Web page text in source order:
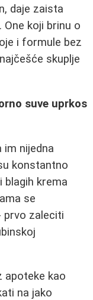
daje zaista
koji brinu o
i formule bez
skuplje
suve uprkos
nijedna
konstantno
blagih krema
se
prvo zaleciti
apoteke kao
na jako